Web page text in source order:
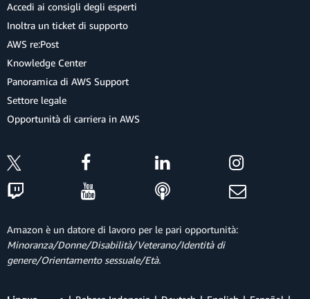
Accedi ai consigli degli esperti
Inoltra un ticket di supporto
AWS re:Post
Knowledge Center
Panoramica di AWS Support
Settore legale
Opportunità di carriera in AWS
Amazon è un datore di lavoro per le pari opportunità:
Minoranza/Donne/Disabilità/Veterano/Identità di
genere/Orientamento sessuale/Età.